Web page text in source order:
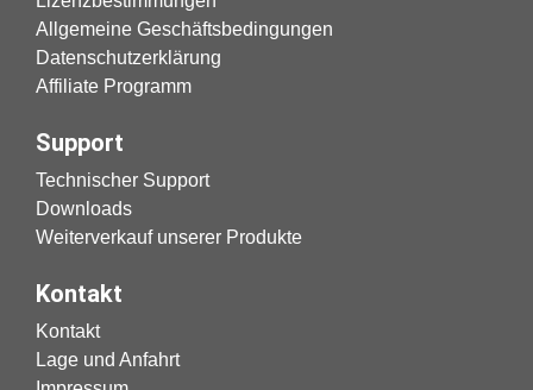
Allgemeine Geschäftsbedingungen
Datenschutzerklärung
Affiliate Programm
Support
Technischer Support
Downloads
Weiterverkauf unserer Produkte
Kontakt
Kontakt
Lage und Anfahrt